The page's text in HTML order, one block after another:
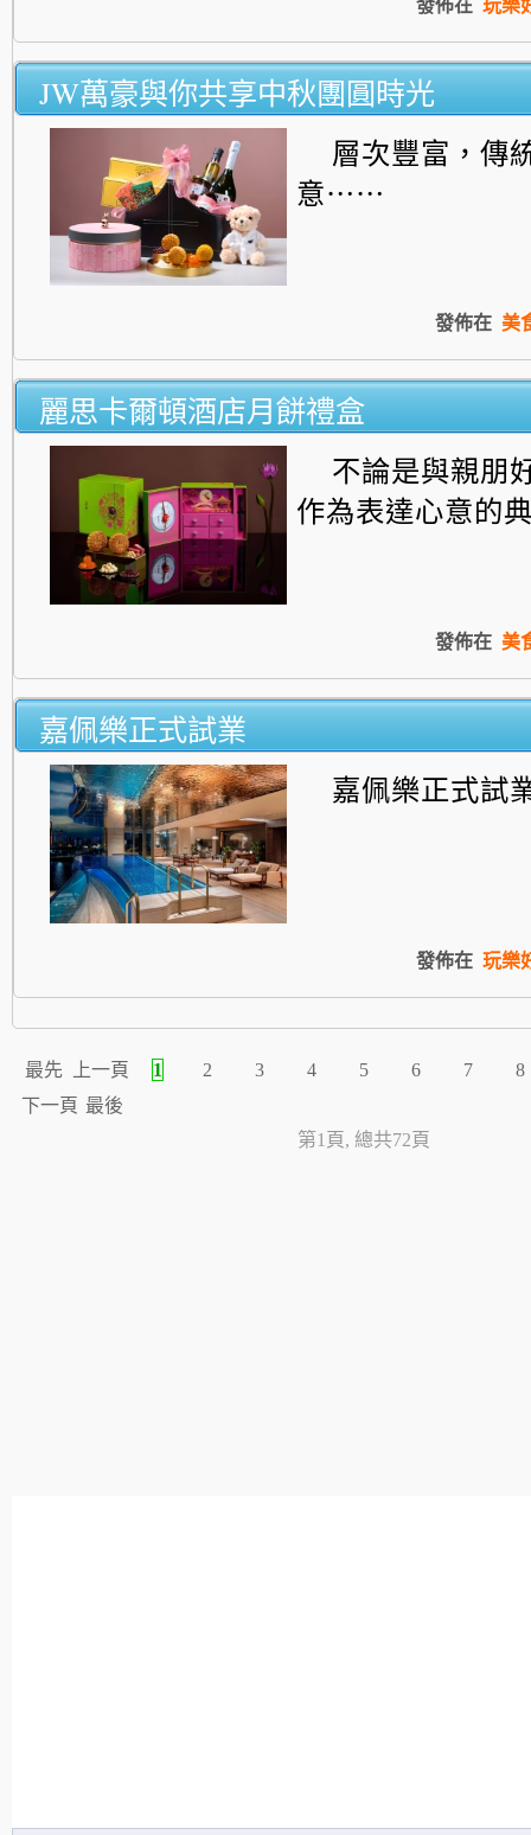
發佈在 玩樂
JW萬豪與你共享中秋團圓時光
層次豐富，傳
意⋯⋯
發佈在 美
麗思卡爾頓酒店月餅禮盒
不論是與親朋
作為表達心意的
發佈在 美
嘉佩樂正式試業
嘉佩樂正式
發佈在 玩樂
最先 上一頁 1 2 3 4 5 6 7
8
下一頁 最後
第1頁, 總共72頁